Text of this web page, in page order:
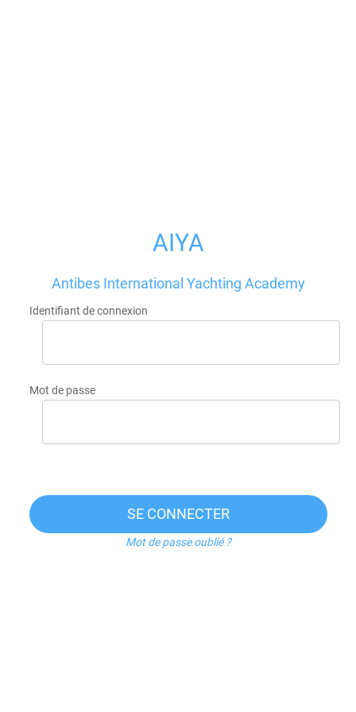
AIYA
Antibes International Yachting Academy
Identifiant de connexion
Mot de passe
SE CONNECTER
Mot de passe oublié ?